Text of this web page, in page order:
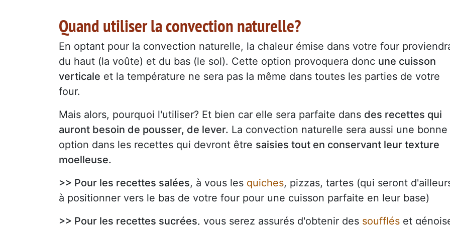
Quand utiliser la convection naturelle?
En optant pour la convection naturelle, la chaleur émise dans votre four
du haut (la voûte) et du bas (le sol). Cette option provoquera donc une cuisson
verticale et la température ne sera pas la même dans toutes les parties de votre
four.
Mais alors, pourquoi l'utiliser? Et bien car elle sera parfaite dans des recettes qui
auront besoin de pousser, de lever. La convection naturelle sera aussi une bonne
option dans les recettes qui devront être saisies tout en conservant leur texture
moelleuse.
>> Pour les recettes salées, à vous les quiches, pizzas, tartes (qui seront
à positionner vers le bas de votre four pour une cuisson parfaite en leur base)
>> Pour les recettes sucrées, vous serez assurés d'obtenir des soufflés et